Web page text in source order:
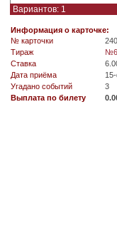
Вариантов: 1
Информация о карточке:
№ карточки
Tираж
Ставка
Дата приёма
Угадано событий
3
Выплата по билету